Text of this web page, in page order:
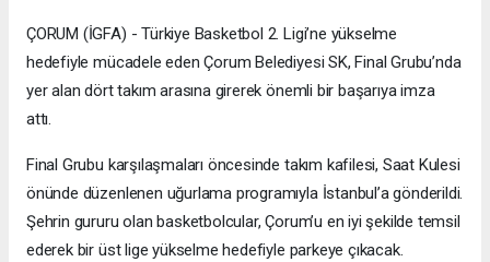
ÇORUM (İGFA) - Türkiye Basketbol 2. Ligi’ne yükselme
hedefiyle mücadele eden Çorum Belediyesi SK, Final Grubu’nda
yer alan dört takım arasına girerek önemli bir başarıya imza
attı.
Final Grubu karşılaşmaları öncesinde takım kafilesi, Saat Kulesi
önünde düzenlenen uğurlama programıyla İstanbul’a gönderildi.
Şehrin gururu olan basketbolcular, Çorum’u en iyi şekilde temsil
ederek bir üst lige yükselme hedefiyle parkeye çıkacak.